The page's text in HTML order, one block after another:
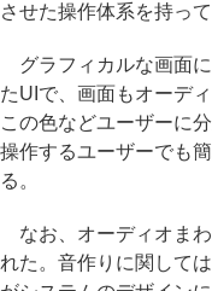
させた操作体系を持って
グラフィカルな画面
たUIで、画面もオーデ
この色などユーザーに
操作するユーザーでも
る。
なお、オーディオま
れた。音作りに関して